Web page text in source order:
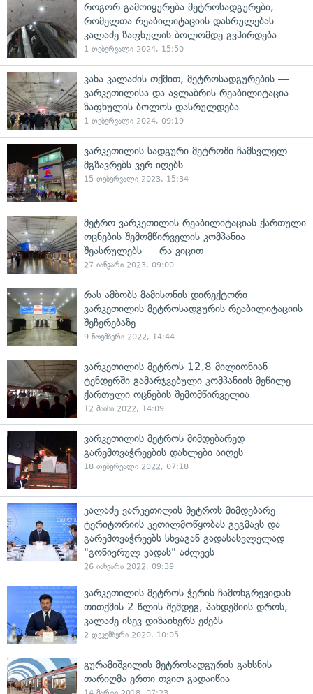
როგორ გამოიყურება მეტროსადგურები,
რომელთა რეაბილიტაციის დასრულებას
კალაძე ზაფხულის ბოლომდე გვპირდება
1 თებერვალი 2024, 15:50
კახა კალაძის თქმით, მეტროსადგურების —
ვარკეთილისა და ავლაბრის რეაბილიტაცია
ზაფხულის ბოლოს დასრულდება
1 თებერვალი 2024, 09:19
ვარკეთილის სადგური მეტროში ჩამსვლელ
მგზავრებს ვერ იღებს
15 თებერვალი 2023, 15:34
მეტრო ვარკეთილის რეაბილიტაციას ქართული
ოცნების შემომწირველის კომპანია
შეასრულებს — რა ვიცით
27 იანვარი 2023, 09:00
რას ამბობს მამისონის დირექტორი
ვარკეთილის მეტროსადგურის რეაბილიტაციის
შეჩერებაზე
9 ნოემბერი 2022, 14:44
ვარკეთილის მეტროს 12,8-მილიონიან
ტენდერში გამარჯვებული კომპანიის მეწილე
ქართული ოცნების შემომწირველია
12 მაისი 2022, 14:09
ვარკეთილის მეტროს მიმდებარედ
გარემოვაჭრეების დახლები აიღეს
18 თებერვალი 2022, 07:18
კალაძე ვარკეთილის მეტროს მიმდებარე
ტერიტორიის კეთილმოწყობას გეგმავს და
გარემოვაჭრეებს სხვაგან გადასასვლელად
"გონივრულ ვადას" აძლევს
26 იანვარი 2022, 09:39
ვარკეთილის მეტროს ჭერის ჩამონგრევიდან
თითქმის 2 წლის შემდეგ, პანდემიის დროს,
კალაძე ისევ დიზაინერს ეძებს
2 დეკემბერი 2020, 10:05
გურამიშვილის მეტროსადგურის გახსნის
თარიღმა ერთი თვით გადაიწია